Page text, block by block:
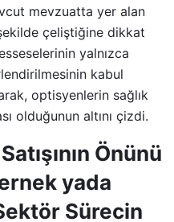
mevzuatta yer alan
çeliştiğine dikkat
yalnızca
kabul
optisyenlerin sağlık
olduğunun altını çizdi.
Önünü
yada
Sürecin